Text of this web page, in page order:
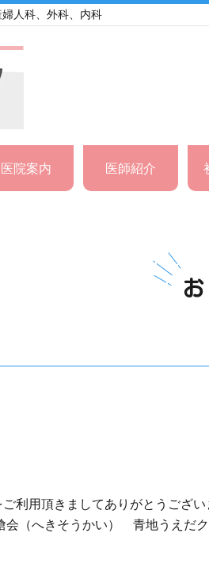
人科、外科、内科
医院案内 医師紹介
利用頂きましてありがとうござ
（へきそうかい） 青地うえだ